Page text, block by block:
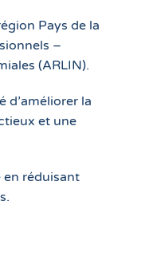
Pays de la
–
(ARLIN).
d’améliorer la
et une
en réduisant